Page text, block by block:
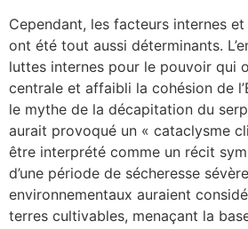
Cependant, les facteurs internes
ont été tout aussi déterminants.
luttes internes pour le pouvoir qui
centrale et affaibli la cohésion de
le mythe de la décapitation du
aurait provoqué un « cataclysme
être interprété comme un récit
d’une période de sécheresse
environnementaux auraient
terres cultivables, menaçant la